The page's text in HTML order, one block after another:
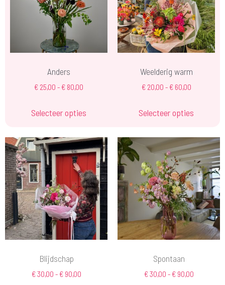
Anders
€ 25,00 -€ 80,00
Selecteer opties
Weelderig warm
€20,00 -€60,00
Selecteer opties
Blijdschap
€30,00 -€90,00
Spontaan
€30,00 -€90,00